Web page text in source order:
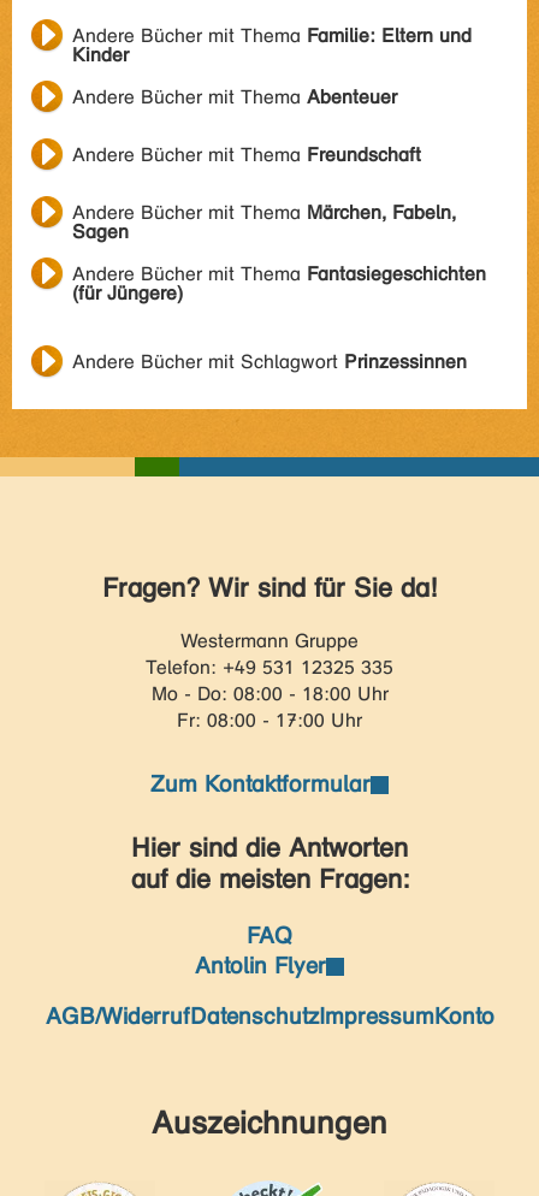
Andere Bücher mit Thema Familie: Eltern und
Kinder
Andere Bücher mit Thema Abenteuer
Andere Bücher mit Thema Freundschaft
Andere Bücher mit Thema Märchen, Fabeln,
Sagen
Andere Bücher mit Thema Fantasiegeschichten
(für Jüngere)
Andere Bücher mit Schlagwort Prinzessinnen